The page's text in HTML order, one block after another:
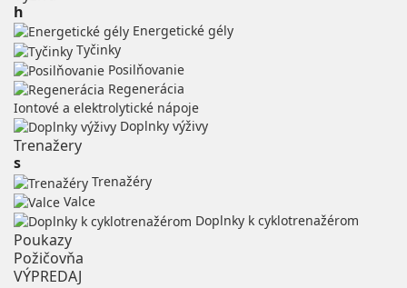
h
Energetické gély
Tyčinky
Posilňovanie
Regenerácia
Iontové a elektrolytické nápoje
Doplnky výživy
Trenažery
s
Trenažéry
Valce
Doplnky k cyklotrenažérom
Poukazy
Požičovňa
VÝPREDAJ